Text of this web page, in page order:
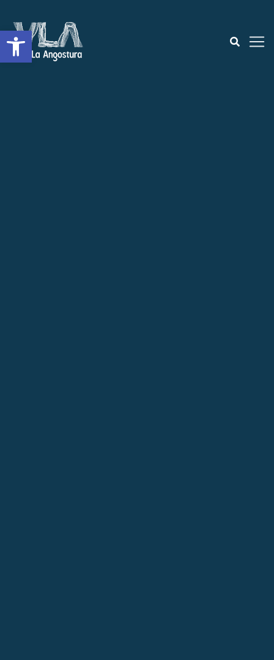
Open toolbar